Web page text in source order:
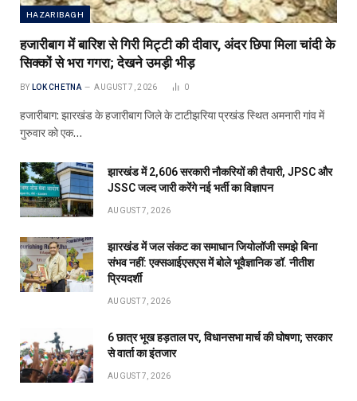
HAZARIBAGH
हजारीबाग में बारिश से गिरी मिट्टी की दीवार, अंदर छिपा मिला चांदी के
सिक्कों से भरा गगरा; देखने उमड़ी भीड़
BY LOK CHETNA AUGUST 7, 2026 0
हजारीबाग: झारखंड के हजारीबाग जिले के टाटीझरिया प्रखंड स्थित अमनारी गांव में
गुरुवार को एक…
झारखंड में 2,606 सरकारी नौकरियों की तैयारी, JPSC और
JSSC जल्द जारी करेंगे नई भर्ती का विज्ञापन
AUGUST 7, 2026
झारखंड में जल संकट का समाधान जियोलॉजी समझे बिना
संभव नहीं: एक्सआईएसएस में बोले भूवैज्ञानिक डॉ. नीतीश
प्रियदर्शी
AUGUST 7, 2026
6 छात्र भूख हड़ताल पर, विधानसभा मार्च की घोषणा; सरकार
से वार्ता का इंतजार
AUGUST 7, 2026